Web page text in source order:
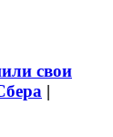
свои
|